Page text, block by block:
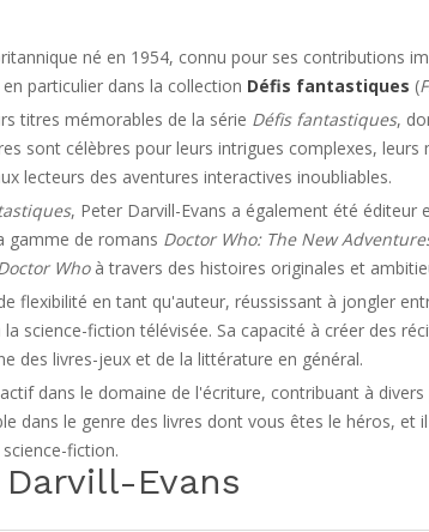
né en 1954, connu pour ses contributions
particulier dans la collection Défis fantastiques (
titres mémorables de la série Défis fantastiques,
sont célèbres pour leurs intrigues complexes,
lecteurs des aventures interactives inoubliables.
, Peter Darvill-Evans a également été éditeur
gamme de romans Doctor Who: The New
Whoà travers des histoires originales et
flexibilité en tant qu'auteur, réussissant à jongler
science-fiction télévisée. Sa capacité à créer des
des livres-jeux et de la littérature en général.
dans le domaine de l'écriture, contribuant à
dans le genre des livres dont vous êtes le héros, et
fiction.
Evans